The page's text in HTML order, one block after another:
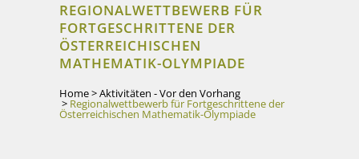
REGIONALWETTBEWERB FÜR
FORTGESCHRITTENE DER
ÖSTERREICHISCHEN
MATHEMATIK-OLYMPIADE
Home>Aktivitäten - Vor den Vorhang
> Regionalwettbewerb für Fortgeschrittene der
Österreichischen Mathematik-Olympiade